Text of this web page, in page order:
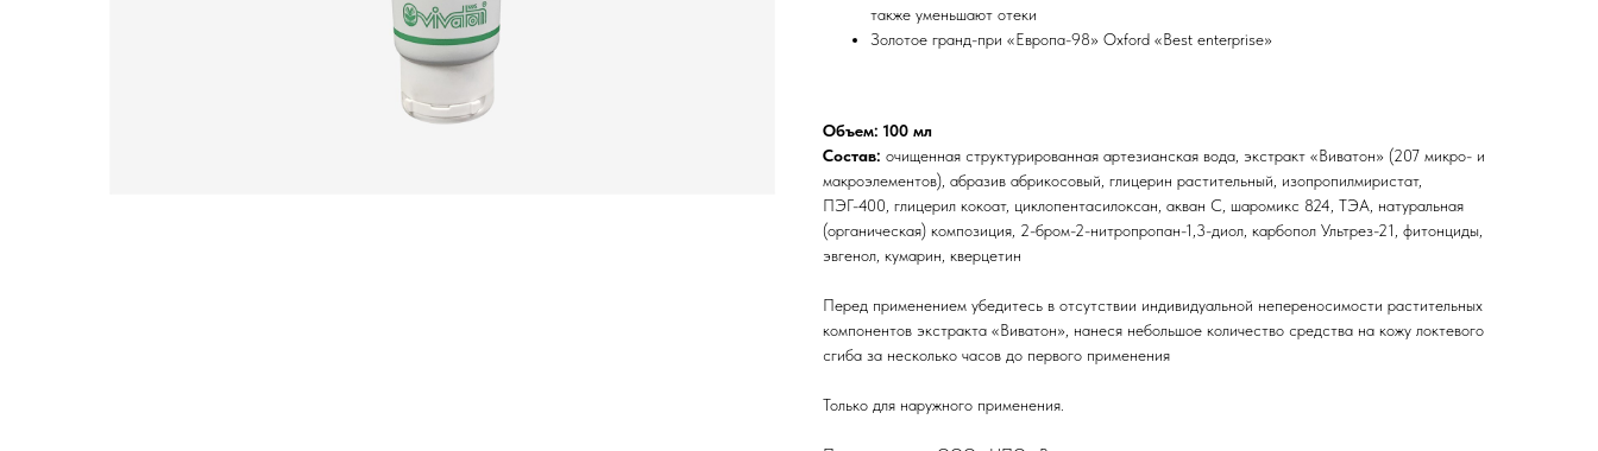
также уменьшают отеки
Золотое гранд-при «Европа-98» Oxford «Best enterprise»
Объем: 100 мл
Состав: очищенная структурированная артезианская вода, экстракт «Виватон» (207 микро- и
макроэлементов), абразив абрикосовый, глицерин растительный, изопропилмиристат,
ПЭГ-400, глицерил кокоат, циклопентасилоксан, акван С, шаромикс 824, ТЭА, натуральная
(органическая) композиция, 2-бром-2-нитропропан-1,3-диол, карбопол Ультрез-21, фитонциды,
эвгенол, кумарин, кверцетин
Перед применением убедитесь в отсутствии индивидуальной непереносимости растительных
компонентов экстракта «Виватон», нанеся небольшое количество средства на кожу локтевого
сгиба за несколько часов до первого применения
Только для наружного применения.